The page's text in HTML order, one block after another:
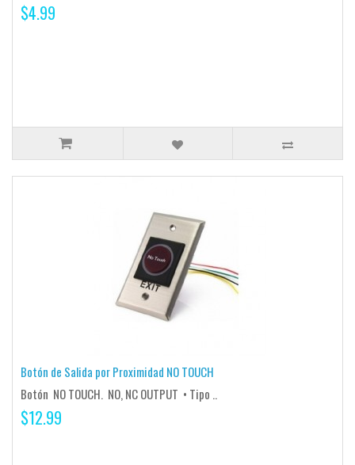
$4.99
Botón de Salida por Proximidad NO TOUCH
Botón NO TOUCH. NO, NC OUTPUT • Tipo ..
$12.99